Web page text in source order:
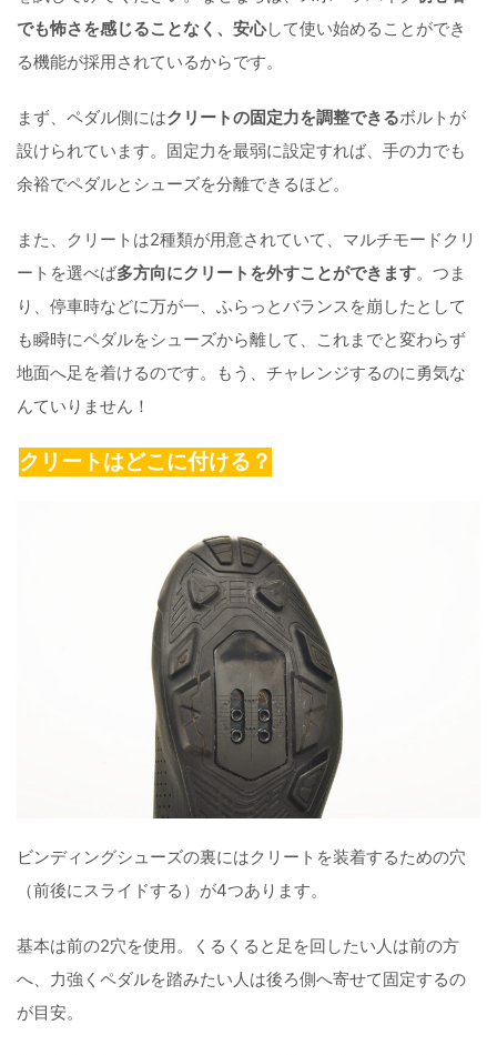
でも怖さを感じることなく、安心して使い始めることができ
る機能が採用されているからです。
まず、ペダル側にはクリートの固定力を調整できるボルトが
設けられています。固定力を最弱に設定すれば、手の力でも
余裕でペダルとシューズを分離できるほど。
また、クリートは2種類が用意されていて、マルチモードクリ
ートを選べば多方向にクリートを外すことができます。つま
り、停車時などに万が一、ふらっとバランスを崩したとして
も瞬時にペダルをシューズから離して、これまでと変わらず
地面へ足を着けるのです。もう、チャレンジするのに勇気な
んていりません！
クリートはどこに付ける？
ビンディングシューズの裏にはクリートを装着するための穴
（前後にスライドする）が4つあります。
基本は前の2穴を使用。くるくると足を回したい人は前の方
へ、力強くペダルを踏みたい人は後ろ側へ寄せて固定するの
が目安。